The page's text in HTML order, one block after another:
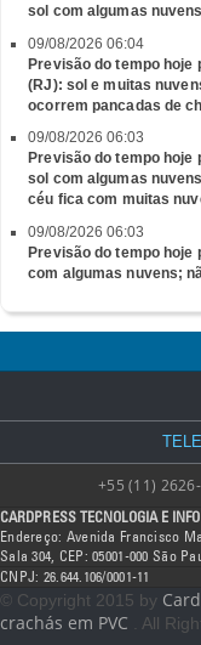
sol com algumas
09/08/2026 06:04
Previsão do tempo hoje
(RJ): sol e muitas
ocorrem pancadas de
09/08/2026 06:03
Previsão do tempo hoje
sol com algumas
céu fica com muitas
09/08/2026 06:03
Previsão do tempo hoje
com algumas nuvens;
+55 (11)
CARDPRESS TECNOLOGIA E
Endereço: Avenida Francisco
Sala 304, CEP: 05001-000 São
CNPJ: 26.644.106/0001-11
© Copyright 2015 by
crachás em PVC . All